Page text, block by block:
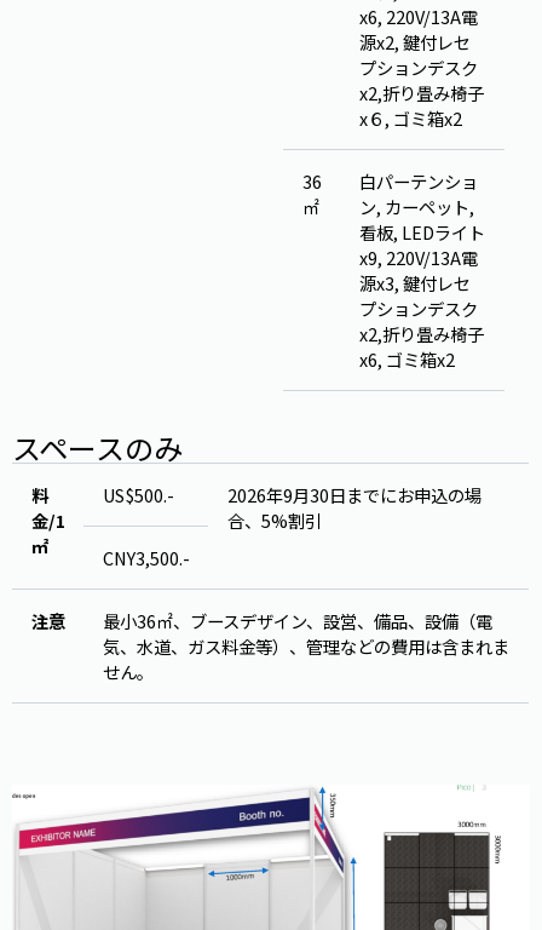
x6, 220V/13A電
源x2, 鍵付レセ
プションデスク
x2,折り畳み椅子
x６, ゴミ箱x2
36
㎡
白パーテンショ
ン, カーペット,
看板, LEDライト
x9, 220V/13A電
源x3, 鍵付レセ
プションデスク
x2,折り畳み椅子
x6, ゴミ箱x2
スペースのみ
料
金/1
㎡
US$500.-
2026年9月30日までにお申込の場
合、5%割引
CNY3,500.-
注意
最小36㎡、ブースデザイン、設営、備品、設備（電
気、水道、ガス料金等）、管理などの費用は含まれま
せん。